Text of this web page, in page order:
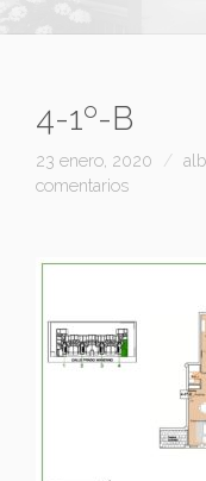
4-1º-B
23 enero, 2020
comentarios